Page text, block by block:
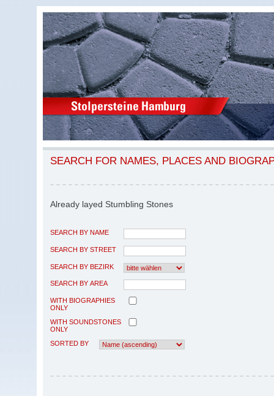
SEARCH FOR NAMES, PLACES AND
Already layed Stumbling Stones
SEARCH BY NAME
SEARCH BY STREET
SEARCH BY BEZIRK
SEARCH BY AREA
WITH BIOGRAPHIES
ONLY
WITH SOUNDSTONES
ONLY
SORTED BY